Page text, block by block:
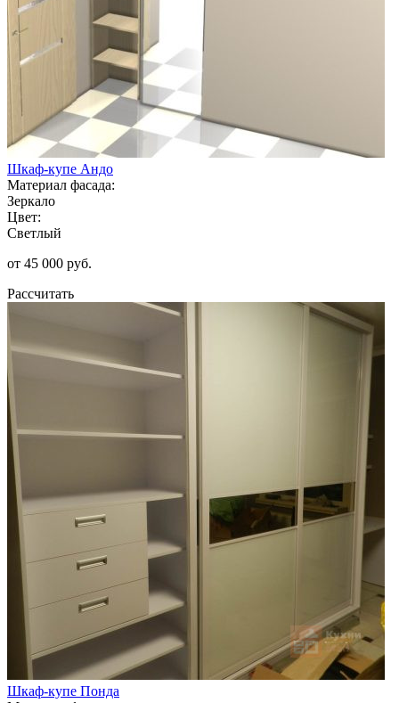
Шкаф-купе Андо
Материал фасада:
Зеркало
Цвет:
Светлый
от 45 000 руб.
Рассчитать
Шкаф-купе Понда